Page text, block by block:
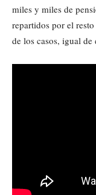
miles y miles de
repartidos por el
de los casos, igual de